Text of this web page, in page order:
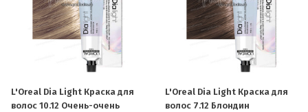
L'Oreal Dia Light Краска для
волос 10.12 Очень-очень
L'Oreal Dia Light Краска для
волос 7.12 Блондин